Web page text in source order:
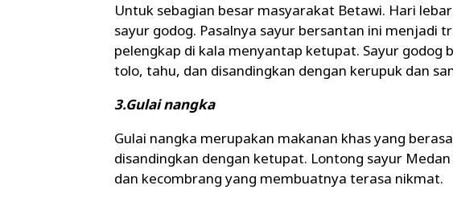
Untuk sebagian besar masyarakat Betawi. Hari
sayur godog. Pasalnya sayur bersantan ini menjadi
pelengkap di kala menyantap ketupat. Sayur godog
tolo, tahu, dan disandingkan dengan kerupuk dan
3.Gulai nangka
Gulai nangka merupakan makanan khas yang
disandingkan dengan ketupat. Lontong sayur
dan kecombrang yang membuatnya terasa nikmat.